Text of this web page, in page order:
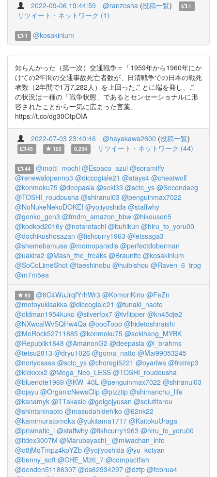
2022-09-06 19:44:59 @ranzosha (投稿一覧) 1
リツイート・ネットワーク (1)
1 @kosakinium
知らんかった（第一次）交通戦争＝「1959年から1960年にか
けての2年間の交通事故死亡者数が、日清戦争での日本の戦死
者数（2年間で1万7,282人）を上回ったことに端を発し、こ
の状況は一種の「戦争状態」であるとセンセーショナルに形
容されたことから一気に広まった言葉」
https://t.co/dg30OtpOIA
2022-07-03 23:40:46 @hayakawa2600 (投稿一覧)
45 102 0.234 リツイート・ネットワーク (44)
44 @motti_mochi @Espaco_azul @soramiffy
@renewalopenno3 @diccogiale21 @atays4 @cheatwolf
@konmoku75 @deepasia @seki33 @sctc_ys @Secondaeg
@TOSHI_roudousha @shiranui03 @penguinmax7022
@NoNukeNekoDOKEI @yojiyoshida @staffwhy
@genko_gen3 @fmdm_amazon_bbw @hikousen5
@kodkod2016y @notarotachi @buhikun @hiru_to_yoru00
@dochikushosazan @fishcurry1963 @letssaga3
@shemebamuse @momoparadis @perfectdoberman
@uakira2 @Mash_the_freaks @Braunite @kosakinium
@SoCoLimeShot @taeshinobu @huibishou @Raven_6_trpg
@m7m5ea
93 @8C4WuJrqfYrhWr3 @KomoriKirio @FeZn
@motoyukisakka @diccogiale21 @funaki_naoto
@oldman1954kuko @silverfox7 @tvflipper @kn45dje2
@NXwcalWvSQHw4Qa @oooTooo @hidetoshiraishi
@MeRock52711885 @konmoku75 @sekihang_MYBK
@Republik1848 @AmanonG2 @deepasia @i_brahms
@tetsu2813 @dryu1026 @goma_natto @Mai99053245
@noriyosasa @sctc_ys @choregi5221 @oyariwa @freirep3
@kickxxx2 @Mega_Neo_LESS @TOSHI_roudousha
@bluenote1969 @KW_40L @penguinmax7022 @shiranui03
@ojayu @OrganicNewsClip @pizztip @shimanchu_life
@kanamyk @TTakasie @golgojyusan @seiutitarou
@shintaninaoto @masudahidehiko @62nk22
@kamimuratomoka @yukitama1717 @KaitokuUraga
@prismatic_i @staffwhy @fishcurry1963 @hiru_to_yoru00
@ltdex3007M @Marubayashi_ @miwachan_info
@o8jMqTmpz4kpYZb @yojiyoshida @yu_kotyan
@benny_soft @CHE_M26_7 @compactfish
@denden51186307 @ds62934297 @dztp @februa4